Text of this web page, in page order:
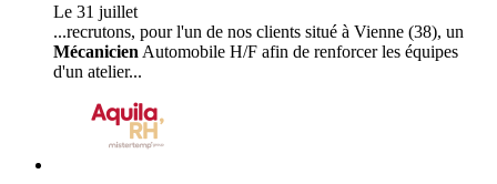
Le 31 juillet
...recrutons, pour l'un de nos clients situé à Vienne (38), un
Mécanicien Automobile H/F afin de renforcer les équipes
d'un atelier...